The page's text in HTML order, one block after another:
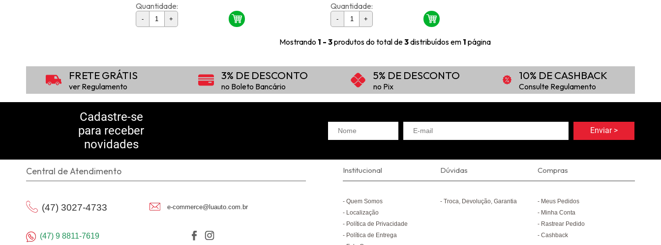
Quantidade:
- +
Quantidade:
- +
Mostrando 1 - 3produtos do total de3distribuídos em 1 página
FRETE GRÁTIS
ver Regulamento
3% DE DESCONTO
no Boleto Bancário
5% DE DESCONTO
no Pix
10% DE CASHBACK
Consulte Regulamento
Cadastre-se
para receber
novidades
Central de Atendimento
(47) 3027-4733 e-commerce@luauto.com.br
(47) 9 8811-7619
Institucional
Quem Somos
Localização
Política de Privacidade
Política de Entrega
Dúvidas
Troca, Devolução, Garantia
Compras
Meus Pedidos
Minha Conta
Rastrear Pedido
Cashback